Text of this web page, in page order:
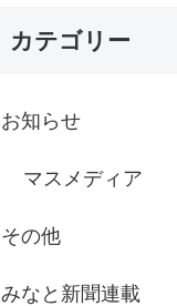
カテゴリー
お知らせ
マスメディア
その他
みなと新聞連載